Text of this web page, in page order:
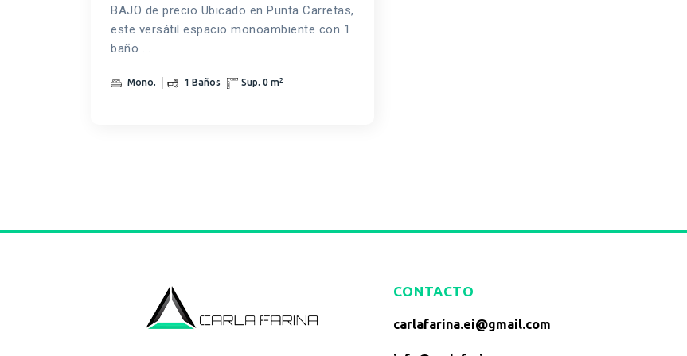
BAJO de precio Ubicado en Punta Carretas,
este versátil espacio monoambiente con 1
baño ...
Mono. 1 Baños Sup. 0 m2
CONTACTO
carlafarina.ei@gmail.com